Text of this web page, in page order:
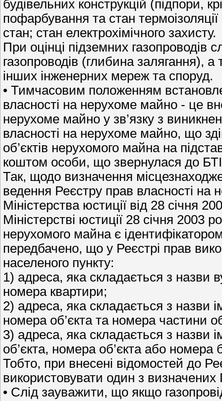
будівельних конструкцій (підпори,
пофарбування та стан термоізоляції
стан; стан електрохімічного захисту.
При оцінці підземних газопроводів
газопроводів (глибина залягання),
інших інженерних мереж та споруд.
• Тимчасовим положенням
власності на нерухоме майно - це
нерухоме майно у зв’язку з
власності на нерухоме майно, що
об’єктів нерухомого майна на
коштом особи, що звернулася до
Так, щодо визначення
ведення Реєстру прав власності
Міністерства юстиції від 28 січня
Міністерстві юстиції 28 січня
нерухомого майна є
передбачено, що у Реєстрі прав
населеного пункту:
1) адреса, яка складається з назви
номера квартири;
2) адреса, яка складається з назви
номера об’єкта та номера частини
3) адреса, яка складається з назви
об’єкта, номера об’єкта або номера
Тобто, при внесені відомостей до
використовувати один з
• Слід зауважити, що якщо